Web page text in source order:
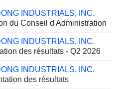
INDUSTRIALS, INC.
du Conseil d'Administration
INDUSTRIALS, INC.
des résultats - Q2 2026
INDUSTRIALS, INC.
des résultats